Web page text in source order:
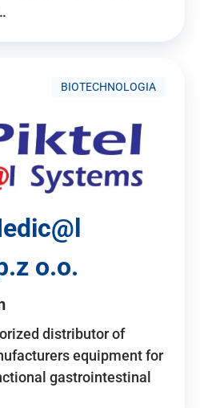
BIOTECHNOLOGIA
o.o.
distributor of
equipment for
gastrointestinal